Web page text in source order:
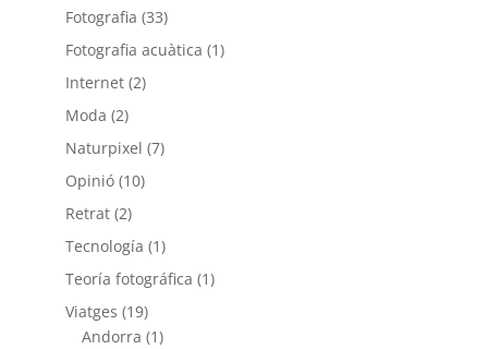
Fotografia (33)
Fotografia acuàtica (1)
Internet(2)
Moda (2)
Naturpixel (7)
Opinió(10)
Retrat(2)
Tecnología (1)
Teoría fotográfica (1)
Viatges (19)
Andorra (1)